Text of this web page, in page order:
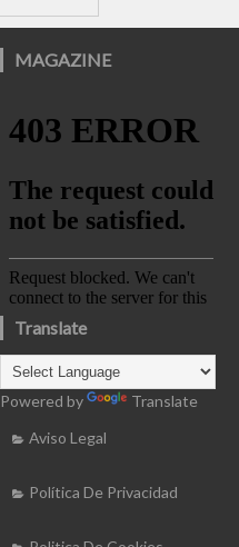
MAGAZINE
Translate
Powered by
Translate
Aviso Legal
Política De Privacidad